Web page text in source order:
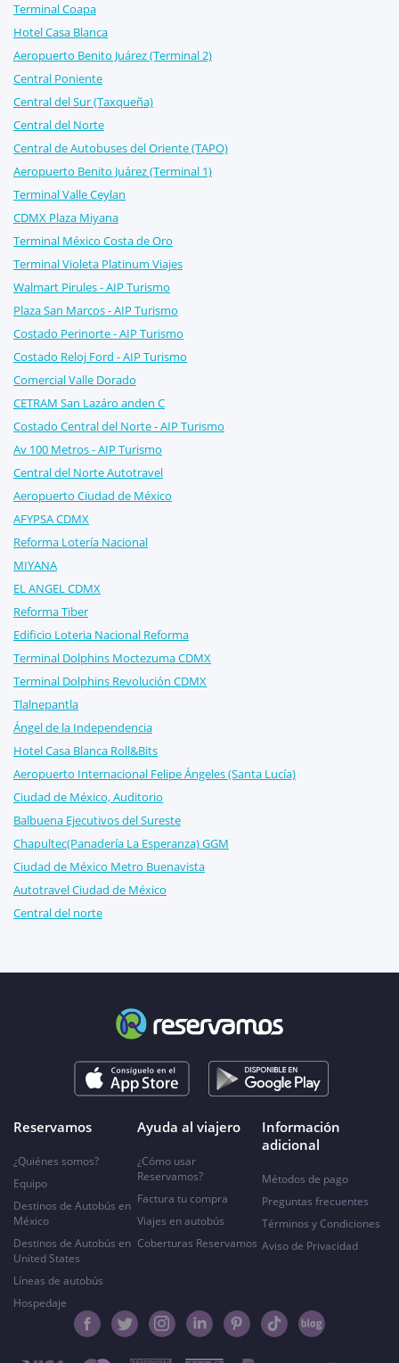
Terminal Coapa
Hotel Casa Blanca
Aeropuerto Benito Juárez (Terminal 2)
Central Poniente
Central del Sur (Taxqueña)
Central del Norte
Central de Autobuses del Oriente (TAPO)
Aeropuerto Benito Juárez (Terminal 1)
Terminal Valle Ceylan
CDMX Plaza Miyana
Terminal México Costa de Oro
Terminal Violeta Platinum Viajes
Walmart Pirules - AIP Turismo
Plaza San Marcos - AIP Turismo
Costado Perinorte - AIP Turismo
Costado Reloj Ford - AIP Turismo
Comercial Valle Dorado
CETRAM San Lazáro anden C
Costado Central del Norte - AIP Turismo
Av 100 Metros - AIP Turismo
Central del Norte Autotravel
Aeropuerto Ciudad de México
AFYPSA CDMX
Reforma Lotería Nacional
MIYANA
EL ANGEL CDMX
Reforma Tiber
Edificio Loteria Nacional Reforma
Terminal Dolphins Moctezuma CDMX
Terminal Dolphins Revolución CDMX
Tlalnepantla
Ángel de la Independencia
Hotel Casa Blanca Roll&Bits
Aeropuerto Internacional Felipe Ángeles (Santa Lucía)
Ciudad de México, Auditorio
Balbuena Ejecutivos del Sureste
Chapultec(Panadería La Esperanza) GGM
Ciudad de México Metro Buenavista
Autotravel Ciudad de México
Central del norte
Reservamos
¿Quiénes somos?
Equipo
Destinos de Autobús en
México
Destinos de Autobús en
United States
Líneas de autobús
Hospedaje
Ayuda al viajero
¿Cómo usar
Reservamos?
Factura tu compra
Viajes en autobús
Coberturas Reservamos
Información
adicional
Métodos de pago
Preguntas frecuentes
Términos y Condiciones
Aviso de Privacidad